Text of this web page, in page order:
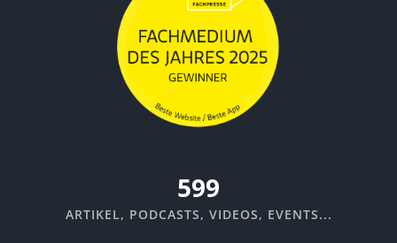
670
ARTIKEL, PODCASTS, VIDEOS, EVENTS...